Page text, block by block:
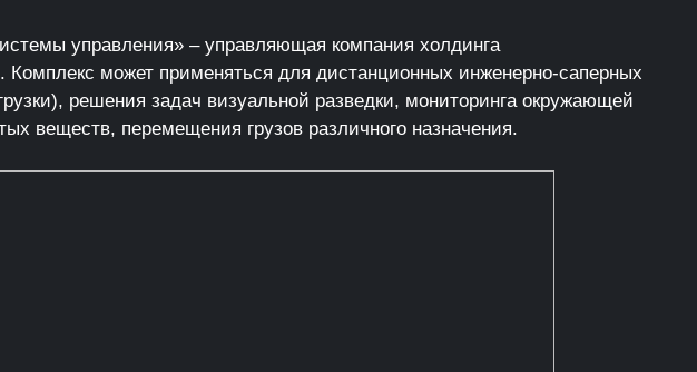
управления» – управляющая компания холдинга
может применяться для дистанционных инженерно-саперных
решения задач визуальной разведки, мониторинга окружающей
веществ, перемещения грузов различного назначения.